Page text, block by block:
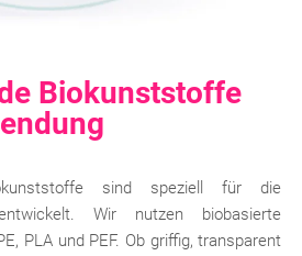
Biokunststoffe
sind speziell für die
Wir nutzen biobasierte
PLA und PEF. Ob griffig, transparent